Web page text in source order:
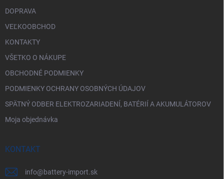
DOPRAVA
VEĽKOOBCHOD
KONTAKTY
VŠETKO O NÁKUPE
OBCHODNÉ PODMIENKY
PODMIENKY OCHRANY OSOBNÝCH ÚDAJOV
SPÄTNÝ ODBER ELEKTROZARIADENÍ, BATÉRIÍ A AKUMULÁTOROV
Moja objednávka
KONTAKT
info@battery-import.sk